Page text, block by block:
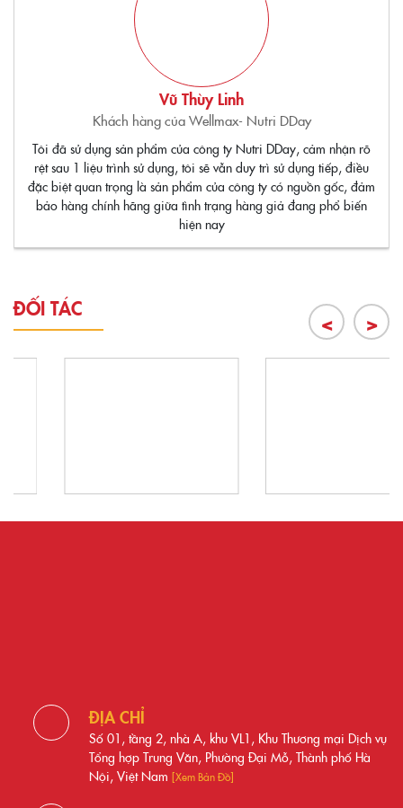
Vũ Thùy Linh
Khách hàng của Wellmax- Nutri DDay
Tôi đã sử dụng sản phẩm của công ty Nutri DDay, cảm nhận rõ
rệt sau 1 liệu trình sử dụng, tôi sẽ vẫn duy trì sử dụng tiếp, điều
đặc biệt quan trọng là sản phẩm của công ty có nguồn gốc, đảm
bảo hàng chính hãng giữa tình trạng hàng giả đang phổ biến
hiện nay
ĐỐI TÁC
< >
ĐỊA CHỈ
Số 01, tầng 2, nhà A, khu VL1, Khu Thương mại Dịch vụ
Tổng hợp Trung Văn, Phường Đại Mỗ, Thành phố Hà
Nội, Việt Nam [Xem Bản Đồ]